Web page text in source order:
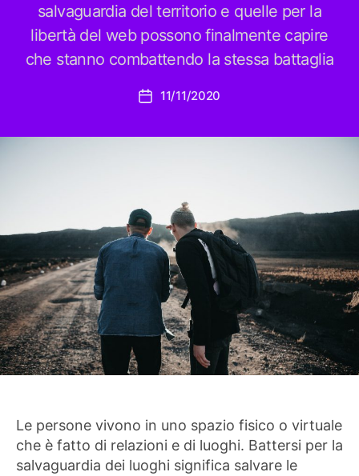
salvaguardia del territorio e quelle per la
libertà del web possono finalmente capire
che stanno combattendo la stessa battaglia
Data11/11/2020
Le persone vivono in uno spazio fisico o virtuale
che è fatto di relazioni e di luoghi. Battersi per la
salvaguardia dei luoghi significa salvare le